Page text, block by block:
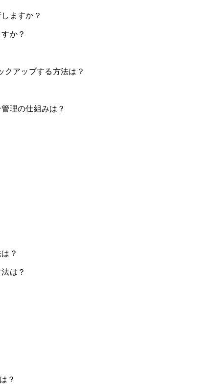
ますか？
か？
アップする方法は？
理の仕組みは？
？
は？
？